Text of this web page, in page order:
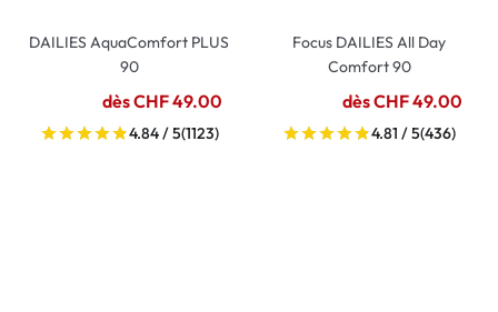
DAILIES AquaComfort PLUS
90
dès CHF 49.00
4.84 / 5(1123)
Focus DAILIES All Day
Comfort 90
dès CHF 49.00
4.81 / 5(436)